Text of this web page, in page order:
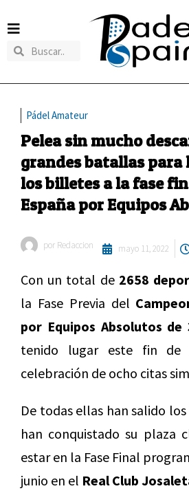
Pádel Amateur
Pelea sin mucho
grandes batallas para
los billetes a la fase
España por Equipos
por Redaccion mayo 11, 2022
Con un total de 2658
la Fase Previa del
por Equipos Absolutos de
tenido lugar este fin de
celebración de ocho citas
De todas ellas han salido
han conquistado su plaza
estar en la Fase Final
junio en el Real Club